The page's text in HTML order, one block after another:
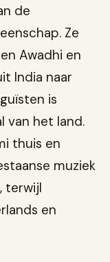
de
Ze
Awadhi en
India naar
is
van het land.
thuis en
muziek
terwijl
en